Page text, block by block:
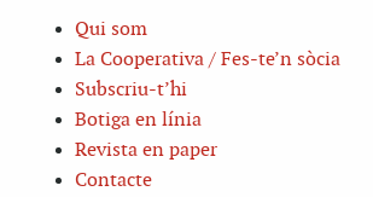
Qui som
La Cooperativa / Fes-te’n sòcia
Subscriu-t’hi
Botiga en línia
Revista en paper
Contacte